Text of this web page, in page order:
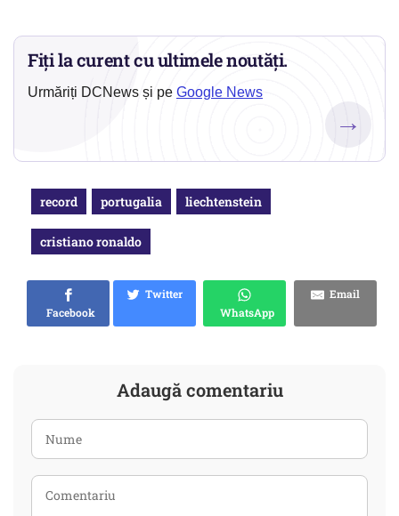
Fiți la curent cu ultimele noutăți.
Urmăriți DCNews și pe Google News
→
record portugalia liechtenstein
cristiano ronaldo
Facebook
Twitter
WhatsApp
Email
Adaugă comentariu